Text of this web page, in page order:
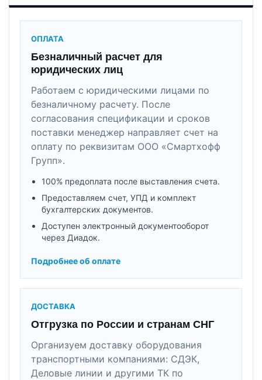
ОПЛАТА
Безналичный расчет для
юридических лиц
Работаем с юридическими лицами по
безналичному расчету. После
согласования спецификации и сроков
поставки менеджер направляет счет на
оплату по реквизитам ООО «Смартхофф
Групп».
100% предоплата после выставления счета.
Предоставляем счет, УПД и комплект
бухгалтерских документов.
Доступен электронный документооборот
через Диадок.
Подробнее об оплате
ДОСТАВКА
Отгрузка по России и странам СНГ
Организуем доставку оборудования
транспортными компаниями: СДЭК,
Деловые линии и другими ТК по